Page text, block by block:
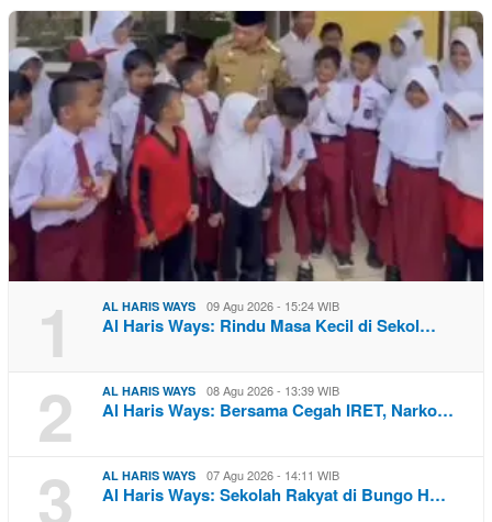
1 AL HARIS WAYS 09 Agu 2026 - 15:24 WIB
Al Haris Ways: Rindu Masa Kecil di Sekol…
2 AL HARIS WAYS 08 Agu 2026 - 13:39 WIB
Al Haris Ways: Bersama Cegah IRET, Narko…
3 AL HARIS WAYS 07 Agu 2026 - 14:11 WIB
Al Haris Ways: Sekolah Rakyat di Bungo H…